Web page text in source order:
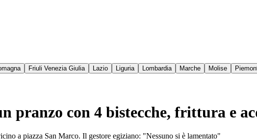
Friuli Venezia Giulia Lazio Liguria Lombardia Marche Molise
pranzo con 4 bistecche, frittura e
a piazza San Marco. Il gestore egiziano: "Nessuno si è lamentato"